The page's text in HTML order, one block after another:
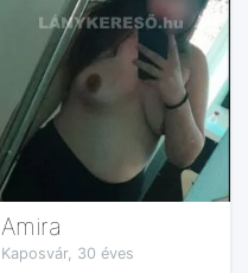
Amira
Kaposvár, 30 éves